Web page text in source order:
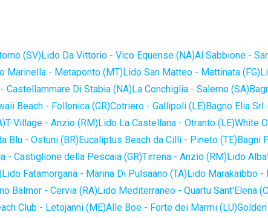
(SV)Lido Da Vittorio - Vico Equense (NA)Al Sabbione -
Marinella - Metaponto (MT)Lido San Matteo - Mattinata (FG)
Castellammare Di Stabia (NA)La Conchiglia - Salerno (SA)
Beach - Follonica (GR)Cotriero - Gallipoli (LE)Bagno Elia
T-Village - Anzio (RM)Lido La Castellana - Otranto (LE)White
Blu - Ostuni (BR)Eucaliptus Beach da Cilli - Pineto (TE)Bagni
- Castiglione della Pescaia (GR)Tirrena - Anzio (RM)Lido
Lido Fatamorgana - Marina Di Pulsaano (TA)Lido Marakaibbo -
Balmor - Cervia (RA)Lido Mediterraneo - Quartu Sant'Elena
Club - Letojanni (ME)Alle Boe - Forte dei Marmi (LU)